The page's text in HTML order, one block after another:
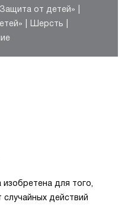
от детей»
Шерсть
для того,
действий